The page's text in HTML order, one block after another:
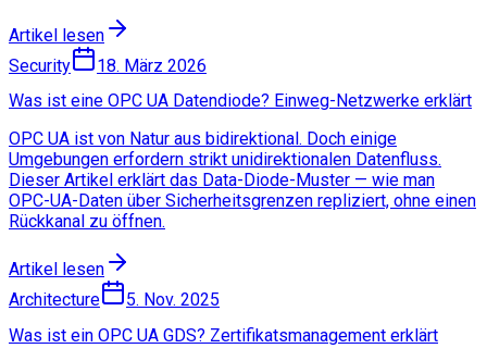
Artikel lesen
Security
18. März 2026
Was ist eine OPC UA Datendiode? Einweg-Netzwerke erklärt
OPC UA ist von Natur aus bidirektional. Doch einige
Umgebungen erfordern strikt unidirektionalen Datenfluss.
Dieser Artikel erklärt das Data-Diode-Muster — wie man
OPC-UA-Daten über Sicherheitsgrenzen repliziert, ohne einen
Rückkanal zu öffnen.
Artikel lesen
Architecture
5. Nov. 2025
Was ist ein OPC UA GDS? Zertifikatsmanagement erklärt